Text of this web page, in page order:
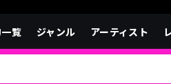
覧 ジャンル アーティスト